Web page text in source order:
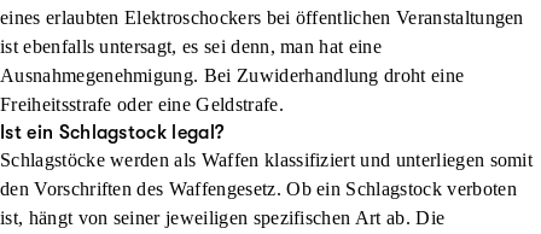
eines erlaubten Elektroschockers bei öffentlichen Veranstaltungen
ist ebenfalls untersagt, es sei denn, man hat eine
Ausnahmegenehmigung. Bei Zuwiderhandlung droht eine
Freiheitsstrafe oder eine Geldstrafe.
Ist ein Schlagstock legal?
Schlagstöcke werden als Waffen klassifiziert und unterliegen somit
den Vorschriften des Waffengesetz. Ob ein Schlagstock verboten
ist, hängt von seiner jeweiligen spezifischen Art ab. Die